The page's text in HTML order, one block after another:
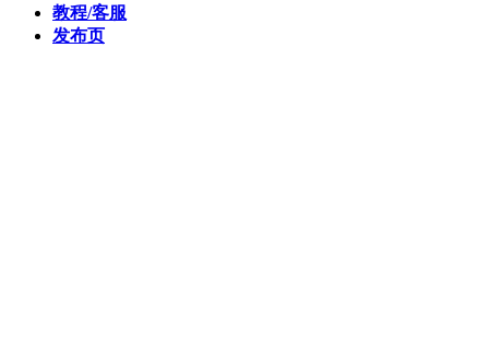
教程/客服
发布页